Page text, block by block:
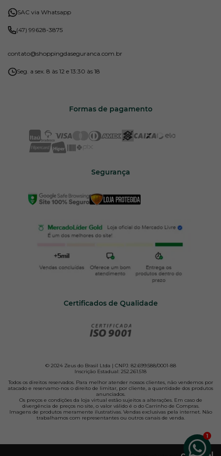
SAC via Whatsapp
(47) 99628-3875
contato@shoppingdaseguranca.com.br
Seg. a sex. 8 às 12 e 13:30 às 18
Formas de pagamento
Segurança
Certificados de Qualidade
© 2024 Zeus do Brasil Ltda | CNPJ: 82.699.588/0001-88
Inscrição Estadual: 252.261.518
Todos os direitos reservados. Para melhor atender nossos clientes, não vendemos por
atacado e reservamo-nos o direito de limitar, por cliente, a quantidade dos produtos
anunciados.
Os preços e condições da loja virtual estão sujeitos a alterações. Em caso de
divergência de preços no site, o valor válido é o do Carrinho de Compras.
Imagens de produtos meramente ilustrativas. Vendas exclusivas pela internet. Não
trabalhamos com representantes ou outros canais de venda.